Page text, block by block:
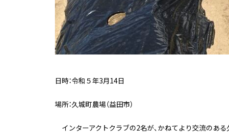
日時：令和５年3月14日
場所：久城町農場（益田市）
インターアクトクラブの2名が、かねてより交流のあ